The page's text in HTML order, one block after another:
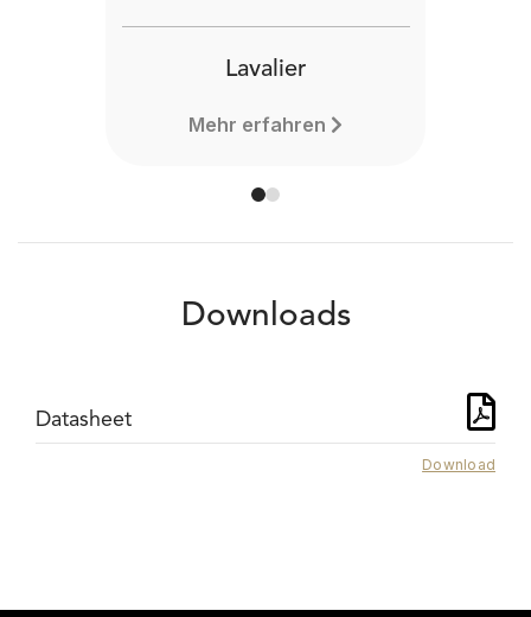
Lavalier
Mehr erfahren
Downloads
Datasheet
Download